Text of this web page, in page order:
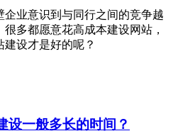
企业意识到与同行之间的竞争越
多都愿意花高成本建设网站，
设才是好的呢？
设一般多长的时间？